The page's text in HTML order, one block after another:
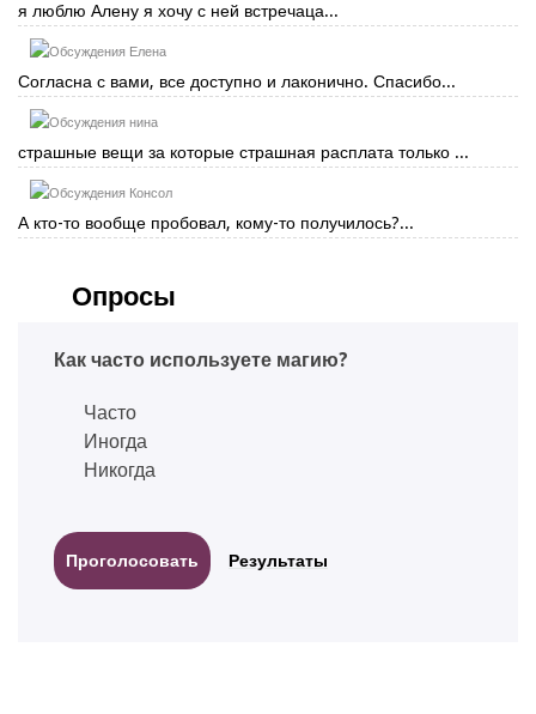
я люблю Алену я хочу с ней встречаца...
Елена
Согласна с вами, все доступно и лаконично. Спасибо...
нина
страшные вещи за которые страшная расплата только ...
Консол
А кто-то вообще пробовал, кому-то получилось?...
Опросы
Как часто используете магию?
Часто
Иногда
Никогда
Результаты